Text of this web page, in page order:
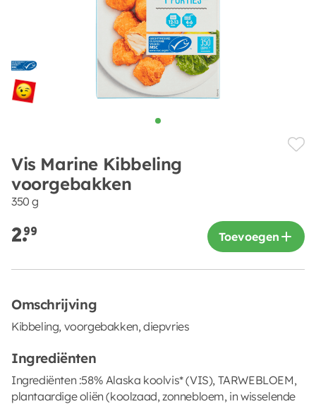
Vis Marine Kibbeling
voorgebakken
350 g
2.99 Toevoegen
Omschrijving
Kibbeling, voorgebakken, diepvries
Ingrediënten
Ingrediënten :58% Alaska koolvis* (VIS), TARWEBLOEM,
plantaardige oliën (koolzaad, zonnebloem, in wisselende